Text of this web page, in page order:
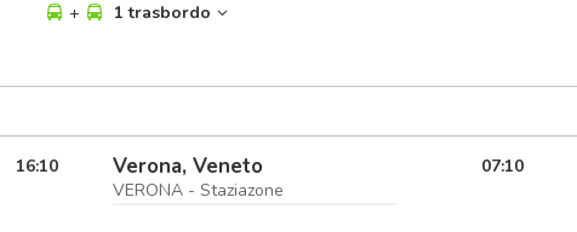
+
1 trasbordo
16:10 Verona, Veneto
VERONA - Staziazone
07:10